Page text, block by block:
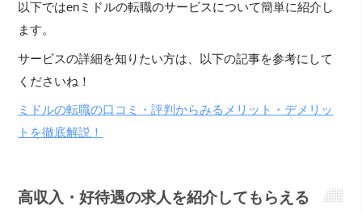
以下ではenミドルの転職のサービスについて簡単に紹介し
ます。
サービスの詳細を知りたい方は、以下の記事を参考にして
くださいね！
ミドルの転職の口コミ・評判からみるメリット・デメリッ
トを徹底解説！
高収入・好待遇の求人を紹介してもらえる